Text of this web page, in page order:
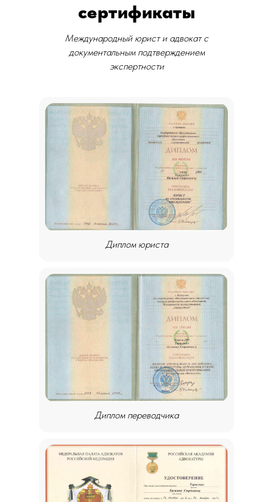
Международный юрист и адвокат с
документальным подтверждением
экспертности
сертификаты
Диплом юриста
Диплом переводчика